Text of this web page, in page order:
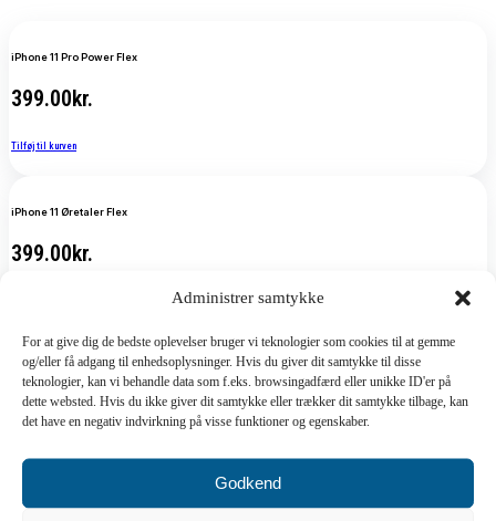
Administrer samtykke
For at give dig de bedste oplevelser bruger vi teknologier som cookies til at gemme
og/eller få adgang til enhedsoplysninger. Hvis du giver dit samtykke til disse
teknologier, kan vi behandle data som f.eks. browsingadfærd eller unikke ID'er på
dette websted. Hvis du ikke giver dit samtykke eller trækker dit samtykke tilbage, kan
det have en negativ indvirkning på visse funktioner og egenskaber.
Godkend
iPhone 11 Pro Power Flex
399.00kr.
Tilføj til kurven
iPhone 11 Øretaler Flex
399.00kr.
iPhone 5G Batteri 616-0613
99.00kr.
Tilføj til kurven